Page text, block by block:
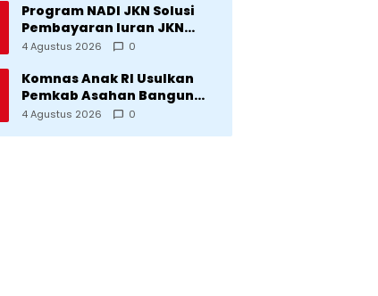
di Manggarai
Program NADI JKN Solusi
Pembayaran Iuran JKN
Bagi Pekerja yang
Tetap
4 Agustus 2026 0
Komnas Anak RI Usulkan
Pemkab Asahan Bangun
Rumah Anak untuk Korban
4 Agustus 2026 0